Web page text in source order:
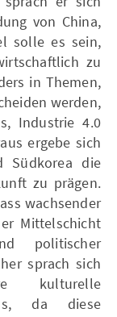
von China,
solle es sein,
zu
in Themen,
werden,
Industrie 4.0
ergebe sich
Südkorea die
zu prägen.
wachsender
Mittelschicht
politischer
sprach sich
kulturelle
da diese